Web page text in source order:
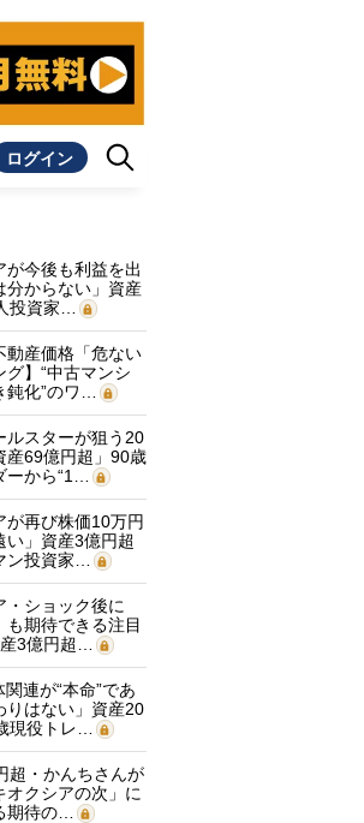
ログイン
が今後も利益を出
分からない」資産
投資家…
動産価格「危ない
グ】“中古マンシ
鈍化”のワ…
ルスターが狙う20
産69億円超」90歳
から“1…
が再び株価10万円
い」資産3億円超
ン投資家…
・ショック後に
も期待できる注目
3億円超…
関連が“本命”であ
りはない」資産20
現役トレ…
超・かんちさんが
オクシアの次」に
期待の…